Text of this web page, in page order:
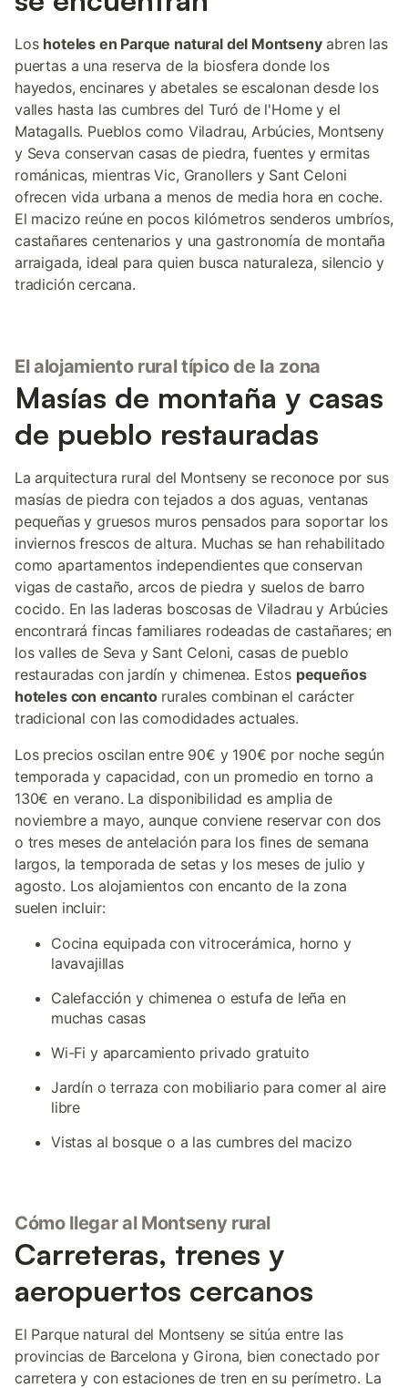
Los hoteles en Parque natural del Montsenyabren las
puertas a una reserva de la biosfera donde los
hayedos, encinares y abetales se escalonan desde los
valles hasta las cumbres del Turó de l'Home y el
Matagalls. Pueblos como Viladrau, Arbúcies, Montseny
y Seva conservan casas de piedra, fuentes y ermitas
románicas, mientras Vic, Granollers y Sant Celoni
ofrecen vida urbana a menos de media hora en coche.
El macizo reúne en pocos kilómetros senderos umbríos,
castañares centenarios y una gastronomía de montaña
arraigada, ideal para quien busca naturaleza, silencio y
tradición cercana.
El alojamiento rural típico de la zona
Masías de montaña y casas
de pueblo restauradas
La arquitectura rural del Montseny se reconoce por sus
masías de piedra con tejados a dos aguas, ventanas
pequeñas y gruesos muros pensados para soportar los
inviernos frescos de altura. Muchas se han rehabilitado
como apartamentos independientes que conservan
vigas de castaño, arcos de piedra y suelos de barro
cocido. En las laderas boscosas de Viladrau y Arbúcies
encontrará fincas familiares rodeadas de castañares; en
los valles de Seva y Sant Celoni, casas de pueblo
restauradas con jardín y chimenea. Estos pequeños
hoteles con encantorurales combinan el carácter
tradicional con las comodidades actuales.
Los precios oscilan entre 90€ y 190€ por noche según
temporada y capacidad, con un promedio en torno a
130€ en verano. La disponibilidad es amplia de
noviembre a mayo, aunque conviene reservar con dos
o tres meses de antelación para los fines de semana
largos, la temporada de setas y los meses de julio y
agosto. Los alojamientos con encanto de la zona
suelen incluir:
Cocina equipada con vitrocerámica, horno y
lavavajillas
Calefacción y chimenea o estufa de leña en
muchas casas
Wi-Fi y aparcamiento privado gratuito
Jardín o terraza con mobiliario para comer al aire
libre
Vistas al bosque o a las cumbres del macizo
Cómo llegar al Montseny rural
Carreteras, trenes y
aeropuertos cercanos
El Parque natural del Montseny se sitúa entre las
provincias de Barcelona y Girona, bien conectado por
carretera y con estaciones de tren en su perímetro. La